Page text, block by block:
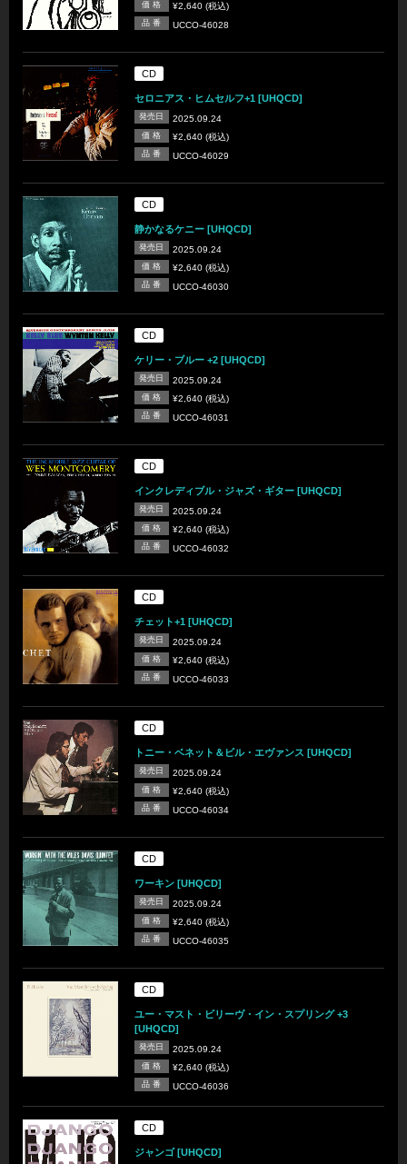
価 格 ¥2,640 (税込)
品 番 UCCO-46028
CD
セロニアス・ヒムセルフ+1 [UHQCD]
発売日 2025.09.24
価 格 ¥2,640 (税込)
品 番 UCCO-46029
CD
静かなるケニー [UHQCD]
発売日 2025.09.24
価 格 ¥2,640 (税込)
品 番 UCCO-46030
CD
ケリー・ブルー +2 [UHQCD]
発売日 2025.09.24
価 格 ¥2,640 (税込)
品 番 UCCO-46031
CD
インクレディブル・ジャズ・ギター [UHQCD]
発売日 2025.09.24
価 格 ¥2,640 (税込)
品 番 UCCO-46032
CD
チェット+1 [UHQCD]
発売日 2025.09.24
価 格 ¥2,640 (税込)
品 番 UCCO-46033
CD
トニー・ベネット＆ビル・エヴァンス [UHQCD]
発売日 2025.09.24
価 格 ¥2,640 (税込)
品 番 UCCO-46034
CD
ワーキン [UHQCD]
発売日 2025.09.24
価 格 ¥2,640 (税込)
品 番 UCCO-46035
CD
ユー・マスト・ビリーヴ・イン・スプリング +3
[UHQCD]
発売日 2025.09.24
価 格 ¥2,640 (税込)
品 番 UCCO-46036
CD
ジャンゴ [UHQCD]